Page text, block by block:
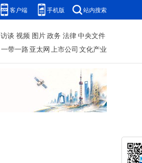
客户端 手机版 站内搜索
访谈 视频 图片政务 法律中央文件
一带一路 亚太网上市公司 文化产业